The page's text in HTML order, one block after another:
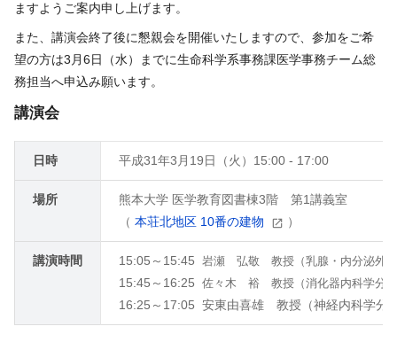
ますようご案内申し上げます。
また、講演会終了後に懇親会を開催いたしますので、参加をご希
望の方は3月6日（水）までに生命科学系事務課医学事務チーム総
務担当へ申込み願います。
講演会
日時 平成31年3月19日（火）15:00 - 17:00
場所
熊本大学 医学教育図書棟3階 第1講義室
（ 本荘北地区 10番の建物 ）
講演時間 15:05～15:45 岩瀬 弘敬 教授（乳腺・内分泌外
15:45～16:25 佐々木 裕 教授（消化器内科学分
16:25～17:05 安東由喜雄 教授（神経内科学分